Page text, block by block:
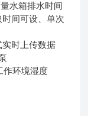
水箱排水时间
间可设、单次
时上传数据
环境湿度